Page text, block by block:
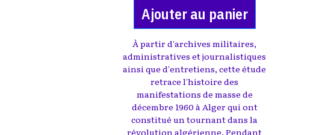
Ajouter au panier
À partir d'archives militaires,
administratives et journalistiques
ainsi que d'entretiens, cette étude
retrace l'histoire des
manifestations de masse de
décembre 1960 à Alger qui ont
constitué un tournant dans la
révolution algérienne. Pendant